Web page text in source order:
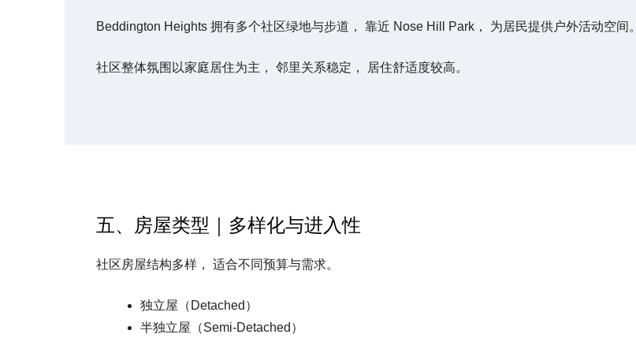
Beddington Heights 拥有多个社区绿地与步道， 靠近 Nose Hill Park， 为居民提供户外活动空间。
社区整体氛围以家庭居住为主， 邻里关系稳定， 居住舒适度较高。
五、房屋类型｜多样化与进入性
社区房屋结构多样， 适合不同预算与需求。
独立屋（Detached）
半独立屋（Semi‑Detached）